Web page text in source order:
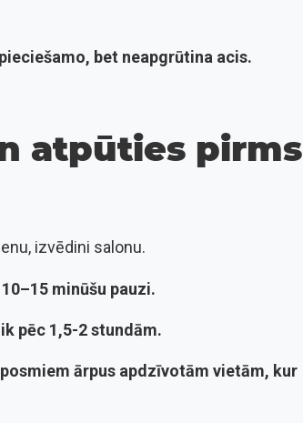
bet neapgrūtina acis.
atpūties pirms
izvēdini salonu.
minūšu pauzi.
pēc 1,5-2 stundām.
ārpus apdzīvotām vietām, kur